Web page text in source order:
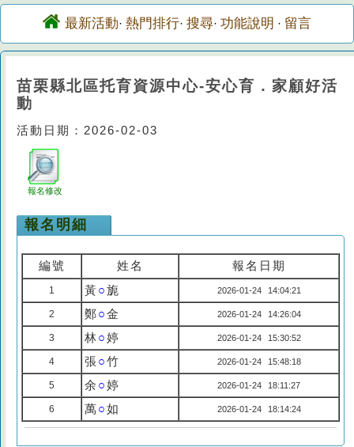
最新活動· 熱門排行· 搜尋· 功能說明 · 留言
苗栗縣北區托育資源中心-安心育．家顧好活
動
活動日期：2026-02-03
報名修改
報名明細
編號 姓名 報名日期
1 黃○旎 2026-01-24 14:04:21
2 鄭○金 2026-01-24 14:26:04
3 林○婷 2026-01-24 15:30:52
4 張○竹 2026-01-24 15:48:18
5 余 ○婷 2026-01-24 18:11:27
6 萬○如 2026-01-24 18:14:24